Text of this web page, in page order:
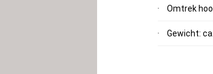
Omtrek
Gewicht: